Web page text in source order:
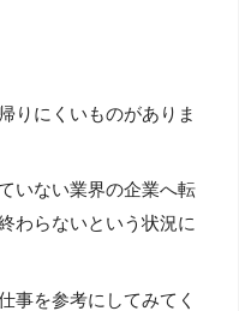
りにくいものがありま
いない業界の企業へ転
わらないという状況に
事を参考にしてみてく